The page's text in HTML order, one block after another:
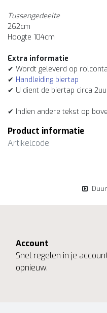
Tussengedeelte
262cm
Hoogte 104cm
Extra informatie
✔ Wordt geleverd op
✔ Handleiding biertap
✔ U dient de biertap circa
✔ Indien andere tekst op
Product informatie
Artikelcode
Account
Snel regelen in je
opnieuw.